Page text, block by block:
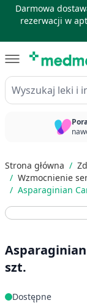
Darmowa
rezerwacji w
Wyszukaj leki i inne
Strona główna /
/ Wzmocnienie
/ Asparaginian
szt.
Dostępne